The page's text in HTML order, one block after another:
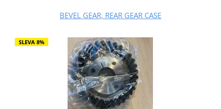
BEVEL GEAR, REAR GEAR CASE
SLEVA 8%